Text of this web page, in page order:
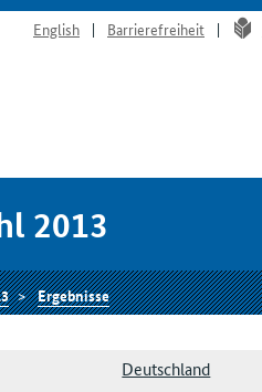
English Barrierefreiheit
2013
Ergebnisse
Deutschland